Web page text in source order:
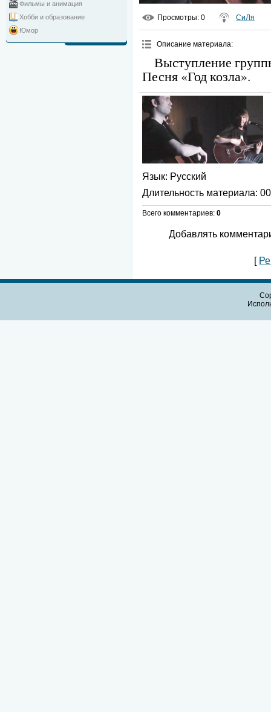
Фильмы и анимация
Хобби и образование
Юмор
Просмотры: 0 СиЛя
Описание материала:
Выступление
Песня «Год козла».
Язык: Русский
Длительность материала:
Всего комментариев: 0
Добавлять
[